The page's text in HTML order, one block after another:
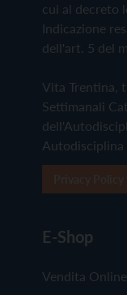
cui al decreto
Indicazione
dell'art. 5 del
Vita Trentina,
Settimanali
Autodisciplina
E-Shop
Vendita Online